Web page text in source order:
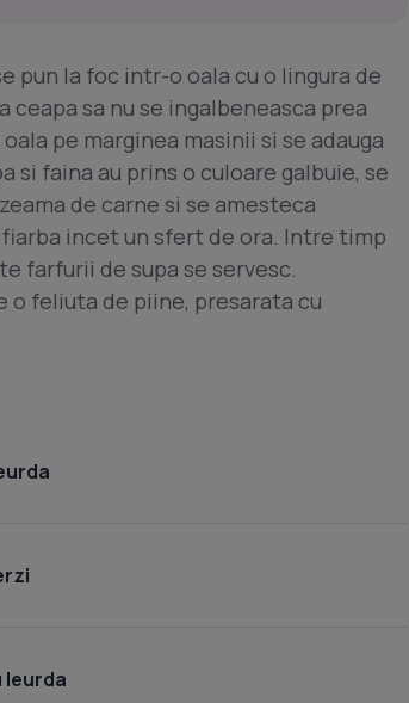
pun la foc intr-o oala cu o lingura de
sa nu se ingalbeneasca prea
pe marginea masinii si se adauga
si faina au prins o culoare galbuie, se
de carne si se amesteca
fiarba incet un sfert de ora. Intre timp
farfurii de supa se servesc.
o feliuta de piine, presarata cu
leurda